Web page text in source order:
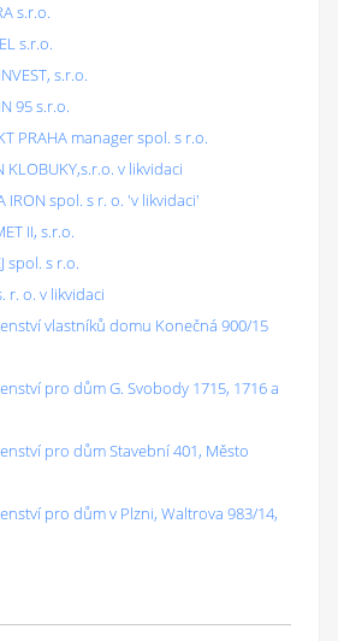
s.r.o.
s.r.o.
s.r.o.
95 s.r.o.
PRAHA manager spol. s r.o.
KLOBUKY,s.r.o. v likvidaci
IRON spol. s r. o. 'v likvidaci'
II, s.r.o.
spol. s r.o.
r. o. v likvidaci
vlastníků domu Konečná 900/15
pro dům G. Svobody 1715, 1716 a
pro dům Stavební 401, Město
pro dům v Plzni, Waltrova 983/14,